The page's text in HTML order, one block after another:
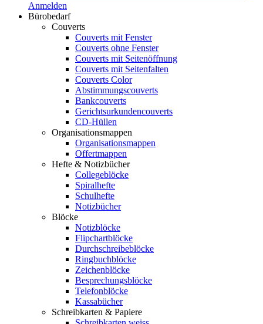
Anmelden
Bürobedarf
Couverts
Couverts mit Fenster
Couverts ohne Fenster
Couverts mit Seitenöffnung
Couverts mit Seitenfalten
Couverts Color
Abstimmungscouverts
Bankcouverts
Gerichtsurkundencouverts
CD-Hüllen
Organisationsmappen
Organisationsmappen
Offertmappen
Hefte & Notizbücher
Collegeblöcke
Spiralhefte
Schulhefte
Notizbücher
Blöcke
Notizblöcke
Flipchartblöcke
Durchschreibeblöcke
Ringbuchblöcke
Zeichenblöcke
Besprechungsblöcke
Telefonblöcke
Kassabücher
Schreibkarten & Papiere